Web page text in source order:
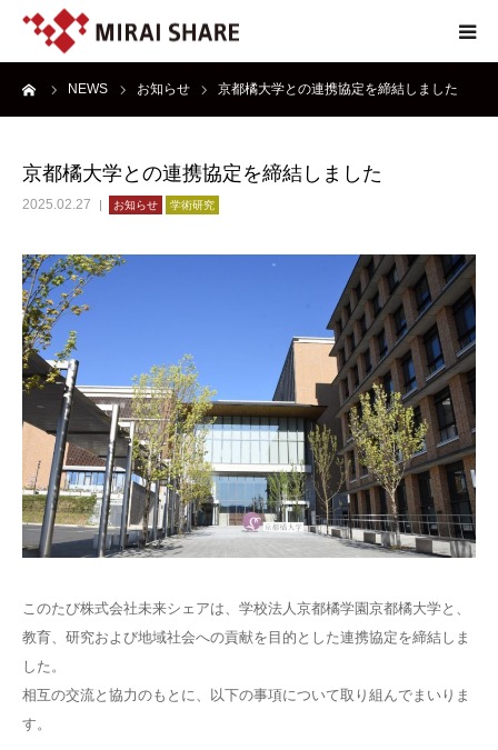
NEWS お知らせ 京都橘大学との連携協定を締結しました
京都橘大学との連携協定を締結しました
2025.02.27 お知らせ 学術研究
このたび株式会社未来シェアは、学校法人京都橘学園京都橘大学と、
教育、研究および地域社会への貢献を目的とした連携協定を締結しま
した。
相互の交流と協力のもとに、以下の事項について取り組んでまいりま
す。
NEWS
REPORT
ABOUT